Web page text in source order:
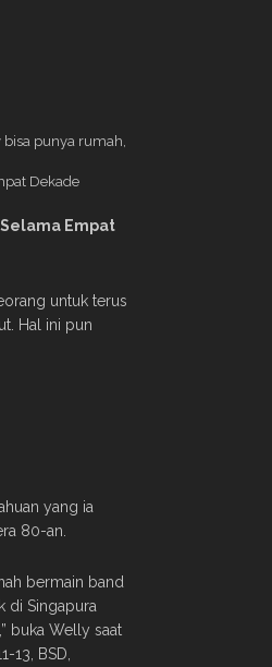
punya rumah,
Empat
untuk terus
Hal ini pun
yang ia
80-an.
bermain band
di Singapura
buka Welly saat
13, BSD,